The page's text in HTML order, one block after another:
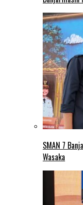
SMAN 7
Wasaka